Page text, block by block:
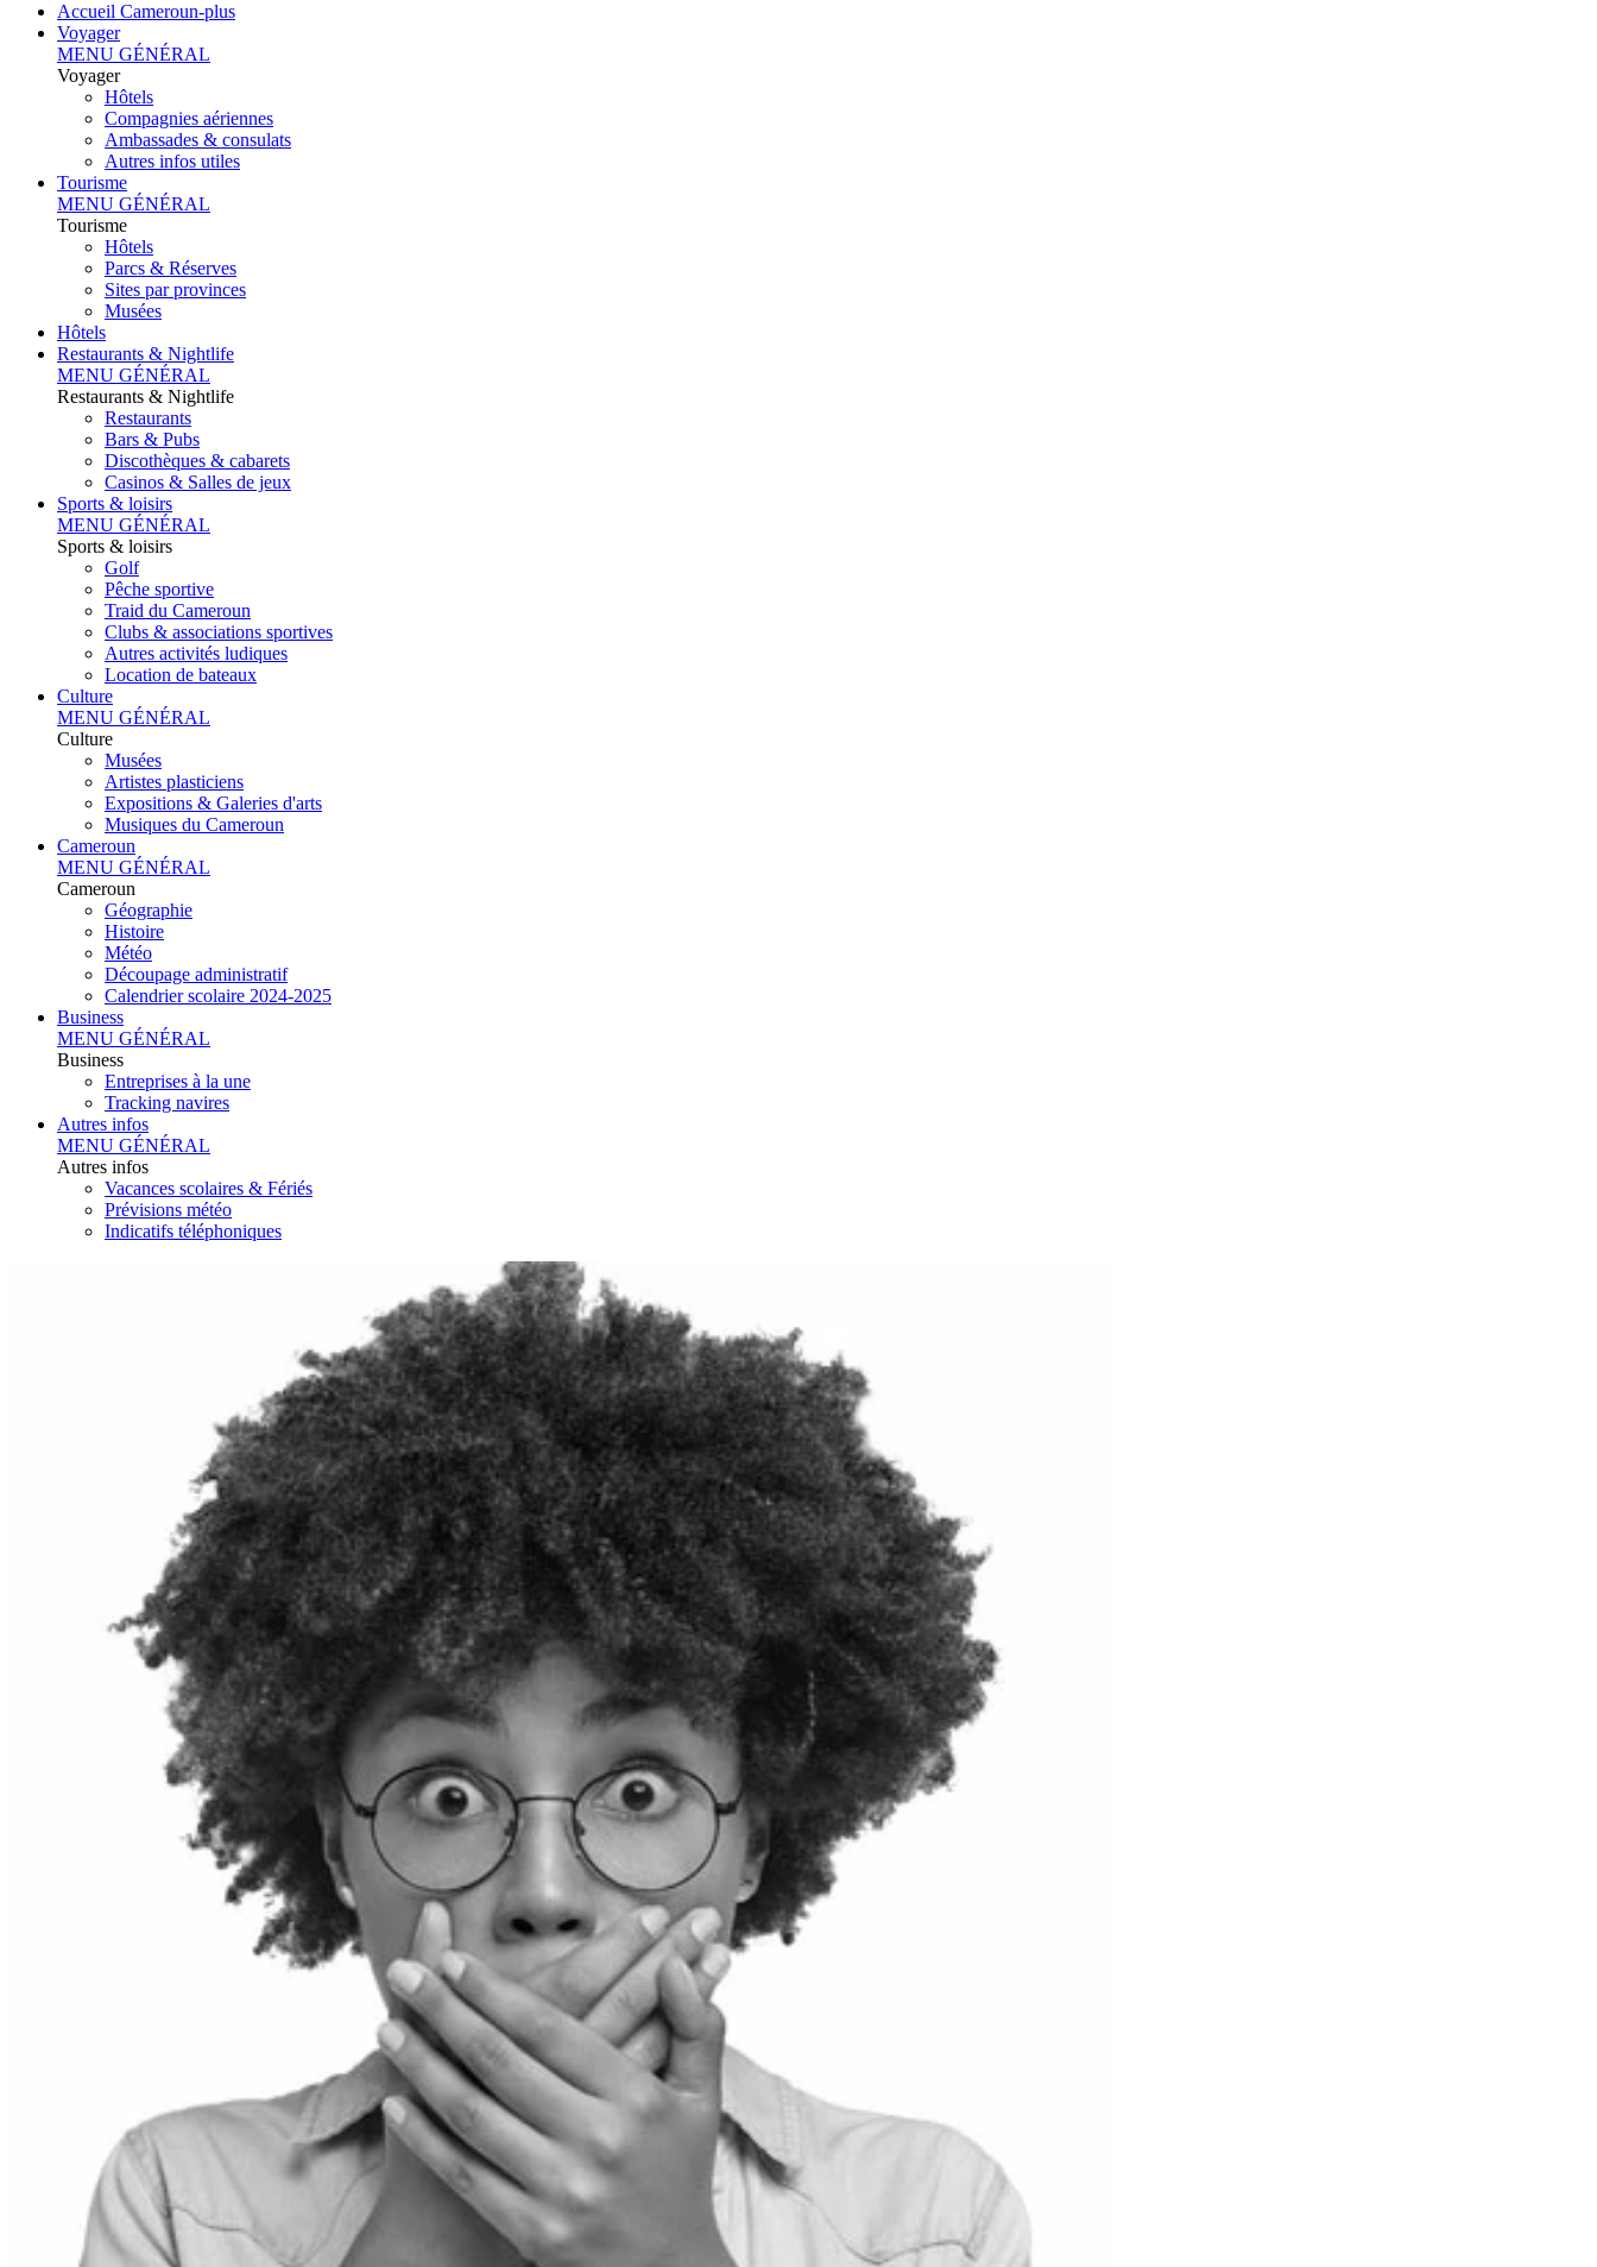
Accueil Cameroun-plus
Voyager
MENU GÉNÉRAL
Voyager
Hôtels
Compagnies aériennes
Ambassades & consulats
Autres infos utiles
Tourisme
MENU GÉNÉRAL
Tourisme
Hôtels
Parcs & Réserves
Sites par provinces
Musées
Hôtels
Restaurants & Nightlife
MENU GÉNÉRAL
Restaurants & Nightlife
Restaurants
Bars & Pubs
Discothèques & cabarets
Casinos & Salles de jeux
Sports & loisirs
MENU GÉNÉRAL
Sports & loisirs
Golf
Pêche sportive
Traid du Cameroun
Clubs & associations sportives
Autres activités ludiques
Location de bateaux
Culture
MENU GÉNÉRAL
Culture
Musées
Artistes plasticiens
Expositions & Galeries d'arts
Musiques du Cameroun
Cameroun
MENU GÉNÉRAL
Cameroun
Géographie
Histoire
Météo
Découpage administratif
Calendrier scolaire 2024-2025
Business
MENU GÉNÉRAL
Business
Entreprises à la une
Tracking navires
Autres infos
MENU GÉNÉRAL
Autres infos
Vacances scolaires & Fériés
Prévisions météo
Indicatifs téléphoniques